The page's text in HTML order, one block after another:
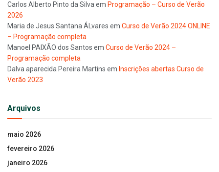
Carlos Alberto Pinto da Silva em Programação – Curso de Verão
2026
Maria de Jesus Santana ÁLvares em Curso de Verão 2024 ONLINE
– Programação completa
Manoel PAIXÃO dos Santos em Curso de Verão 2024 –
Programação completa
Dalva aparecida Pereira Martins em Inscrições abertas Curso de
Verão 2023
Arquivos
maio 2026
fevereiro 2026
janeiro 2026